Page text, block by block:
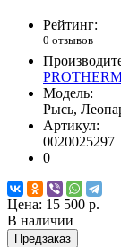
Рейтинг:
0 отзывов
Модель:
Рысь,
Артикул:
0020025297
0
Цена: 15 500 р.
В наличии
Предзаказ